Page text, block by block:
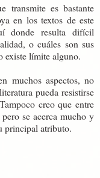
transmite es bastante
en los textos de este
donde resulta difícil
o cuáles son sus
existe límite alguno.
muchos aspectos, no
pueda resistirse
creo que entre
se acerca mucho y
principal atributo.